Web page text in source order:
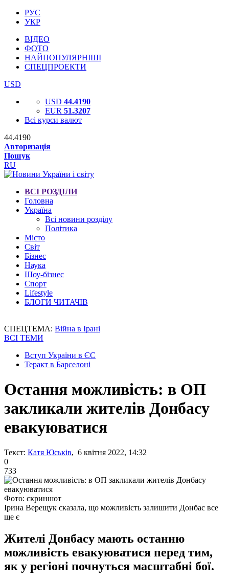
РУС
УКР
ВІДЕО
ФОТО
НАЙПОПУЛЯРНІШІ
СПЕЦПРОЕКТИ
USD
USD 44.4190
EUR 51.3207
Всі курси валют
44.4190
Авторизація
Пошук
RU
ВСІ РОЗДІЛИ
Головна
Україна
Всі новини розділу
Політика
Місто
Світ
Бізнес
Наука
Шоу-бізнес
Спорт
Lifestyle
БЛОГИ ЧИТАЧІВ
СПЕЦТЕМА: Війна в Ірані
ВСІ ТЕМИ
Вступ України в ЄС
Теракт в Барселоні
Остання можливість: в ОП
закликали жителів Донбасу
евакуюватися
Текст: Катя Юськів, 6 квітня 2022, 14:32
0
733
Фото: скриншот
Ірина Верещук сказала, що можливість залишити Донбас все
ще є
Жителі Донбасу мають останню
можливість евакуюватися перед тим,
як у регіоні почнуться масштабні бої.